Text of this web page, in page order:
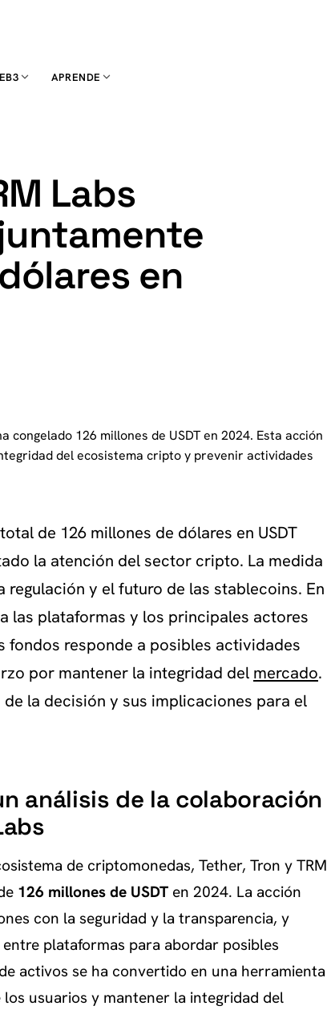
APRENDE
Labs
en
congelado 126 millones de USDT en 2024. Esta acción
del ecosistema cripto y prevenir actividades
de 126 millones de dólares en USDT
la atención del sector cripto. La medida
y el futuro de las stablecoins. En
las plataformas y los principales actores
fondos responde a posibles actividades
por mantener la integridad del mercado.
la decisión y sus implicaciones para el
análisis de la colaboración
de criptomonedas, Tether, Tron y TRM
126 millones de USDT en 2024. La acción
con la seguridad y la transparencia, y
plataformas para abordar posibles
activos se ha convertido en una herramienta
usuarios y mantener la integridad del